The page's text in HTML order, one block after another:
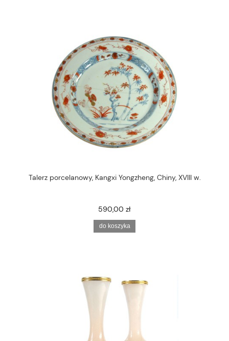
Talerz porcelanowy, Kangxi Yongzheng, Chiny, XVIII w.
590,00 zł
do koszyka